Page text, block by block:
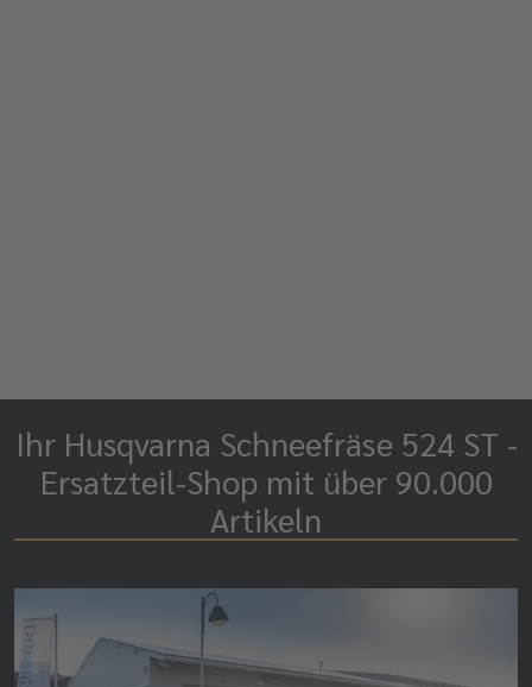
Ihr Husqvarna Schneefräse 524 ST -
Ersatzteil-Shop mit über 90.000
Artikeln